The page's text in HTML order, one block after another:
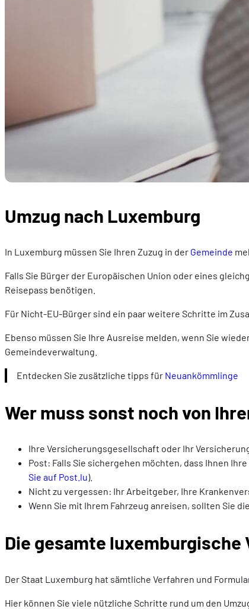
Umzug nach Luxemburg
In Luxemburg müssen Sie Ihren Zuzug in der Gemeinde
Falls Sie Bürger der Europäischen Union oder eines
Reisepass benötigen.
Für Nicht-EU-Bürger sind ein paar weitere Schritte im
Ebenso müssen Sie Ihre Ausreise melden, wenn Sie
Gemeindeverwaltung.
Entdecken Sie zusätzliche tipps für Neuankömmlinge
Wer muss sonst noch von
Ihre Versicherungsgesellschaft oder Ihr
Post: Falls Sie sichergehen möchten, dass Ihnen
Sie auf Post.lu).
Nicht zu vergessen: Ihr Arbeitgeber, Ihre
Wenn Sie mit Ihrem Fahrzeug anreisen, sollten Sie die
Die gesamte
Der Staat Luxemburg hat sämtliche Verfahren und
Hier können Sie viele nützliche Schritte rund um den